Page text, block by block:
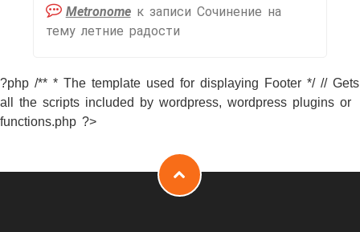
Metronomeк записи Сочинение на
тему летние радости
?php /** * The template used for displaying Footer */ // Gets
all the scripts included by wordpress, wordpress plugins or
functions.php ?>